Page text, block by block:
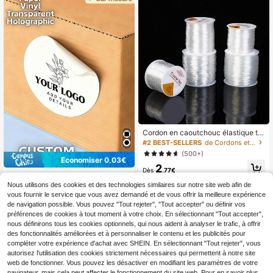
nts, employés de bureau, écoles, m
aisons, Cadeau idéal pour lui, Petite
entreprise, Idées de cadeaux
Économiser 0,03€
nnalisés de 1,57 pouce, Imprimez n'i
mporte quel logo, texte, image, Étiq
uettes de remerciement d'entrepris
e, Holographique, Anniversaire, Hall
oween, Noël, Étiquettes carrées per
sonnalisées, Papier ou vinyle, Emba
llage de petite entreprise, Faveurs d
e mariage, Rentrée scolaire
2
Cordon en caoutchouc élastique tra
nsparent blanc de 0,5-1,2 mm, ficell
e élastique ronde, convient pour la f
abrication de bijoux DIY, les élémen
ts de bracelets à perles, l'artisanat, l
es accessoires de bijouterie et autr
es accessoires
#2 BEST-SELLERS
de Cordons et fils pour perles
(500+)
Dès2,77€
Nous utilisons des cookies et des technologies similaires sur notre site web afin de
vous fournir le service que vous avez demandé et de vous offrir la meilleure expérience
de navigation possible. Vous pouvez "Tout rejeter", "Tout accepter" ou définir vos
préférences de cookies à tout moment à votre choix. En sélectionnant "Tout accepter",
nous définirons tous les cookies optionnels, qui nous aident à analyser le trafic, à offrir
des fonctionnalités améliorées et à personnaliser le contenu et les publicités pour
compléter votre expérience d'achat avec SHEIN. En sélectionnant "Tout rejeter", vous
autorisez l'utilisation des cookies strictement nécessaires qui permettent à notre site
web de fonctionner. Vous pouvez les désactiver en modifiant les paramètres de votre